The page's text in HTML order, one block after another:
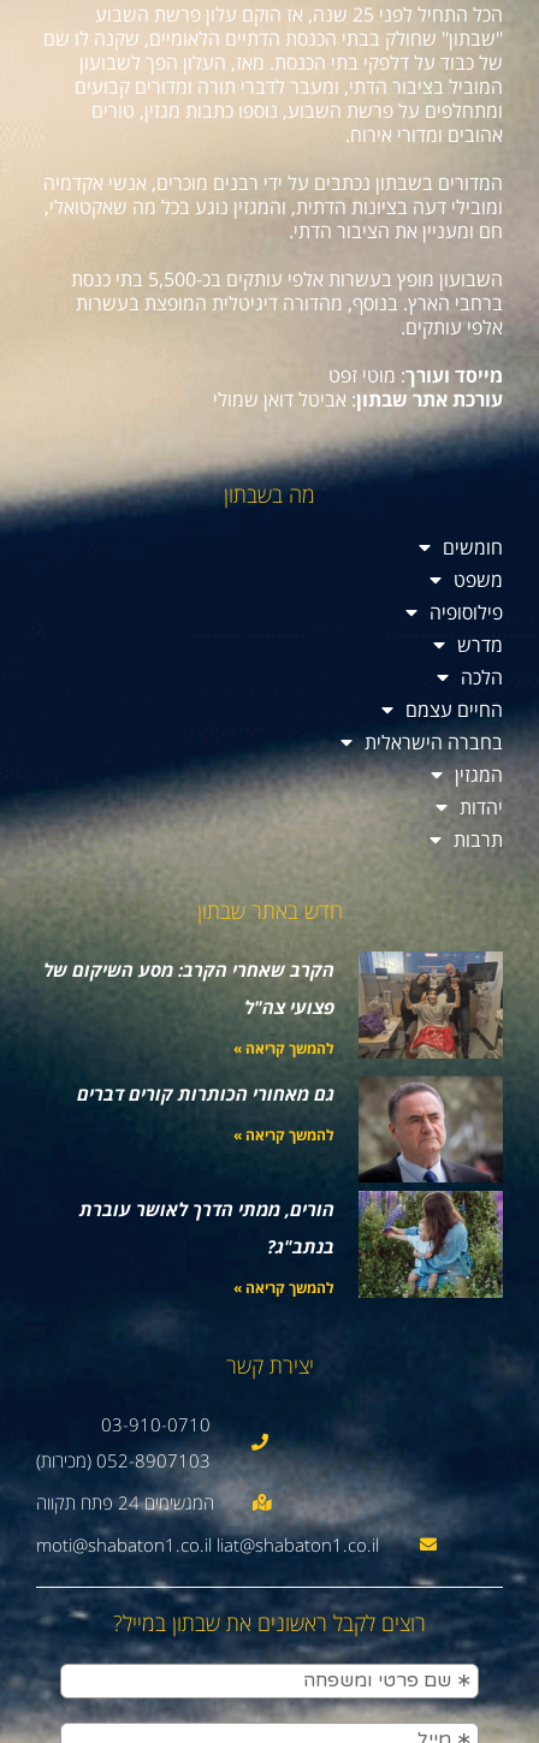
הכל התחיל לפני 25 שנה, אז הוקם עלון פרשת השבוע
"שבתון" שחולק בבתי הכנסת הדתיים הלאומיים, שקנה לו שם
של כבוד על דלפקי בתי הכנסת. מאז, העלון הפך לשבועון
המוביל בציבור הדתי, ומעבר לדברי תורה ומדורים קבועים
ומתחלפים על פרשת השבוע, נוספו כתבות מגזין, טורים
אהובים ומדורי אירוח.
המדורים בשבתון נכתבים על ידי רבנים מוכרים, אנשי אקדמיה
ומובילי דעה בציונות הדתית, והמגזין נוגע בכל מה שאקטואלי,
חם ומעניין את הציבור הדתי.
השבועון מופץ בעשרות אלפי עותקים בכ-5,500 בתי כנסת
ברחבי הארץ. בנוסף, מהדורה דיגיטלית המופצת בעשרות
אלפי עותקים.
מייסד ועורך: מוטי זפט
עורכת אתר שבתון: אביטל דואן שמולי
מה בשבתון
חומשים
משפט
פילוסופיה
מדרש
הלכה
החיים עצמם
בחברה הישראלית
המגזין
יהדות
תרבות
חדש באתר שבתון
הקרב שאחרי הקרב: מסע השיקום של
פצועי צה"ל
להמשך קריאה »
גם מאחורי הכותרות קורים דברים
להמשך קריאה »
הורים, ממתי הדרך לאושר עוברת
בנתב"ג?
להמשך קריאה »
יצירת קשר
03-910-0710
052-8907103 (מכירות)
moti@shabaton1.co.il liat@shabaton1.co.il
רוצים לקבל ראשונים את שבתון במייל?